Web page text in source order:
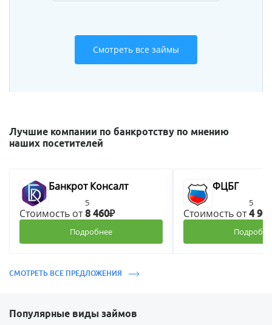
Смотреть все займы
Лучшие компании по банкротству по мнению
наших посетителей
Банкрот Консалт
5
Стоимость от8 460₽
Подробнее
ФЦБГ
5
Стоимость от4
СМОТРЕТЬ ВСЕ ПРЕДЛОЖЕНИЯ
Популярные виды займов